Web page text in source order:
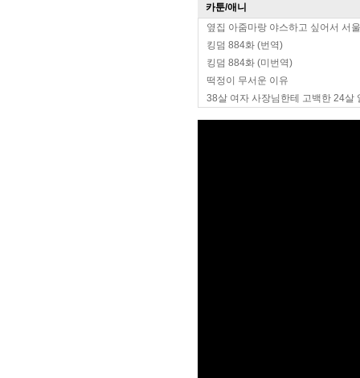
카툰/애니
옆집 아줌마랑 야스하고 싶어서 서
킹덤 884화 (번역)
킹덤 884화 (미번역)
떡정이 무서운 이유
38살 여자 사장님한테 고백한 24살